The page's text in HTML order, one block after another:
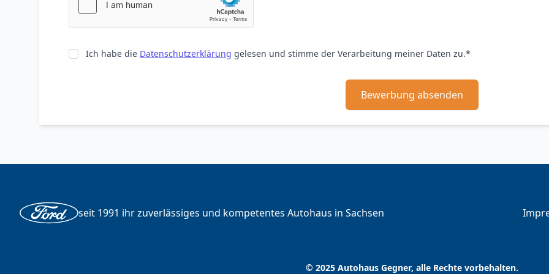
Ich habe die Datenschutzerklärung gelesen und stimme der Verarbeitung meiner Daten zu.*
Bewerbung absenden
seit 1991 ihr zuverlässiges und kompetentes Autohaus in Sachsen
© 2025 Autohaus Gegner, alle Rechte vorbehalten.